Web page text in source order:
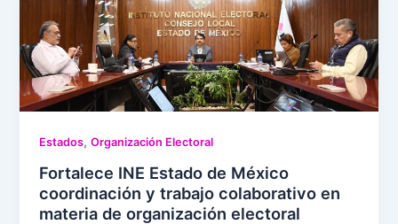
Estados,Organización Electoral
Fortalece INE Estado de México
coordinación y trabajo colaborativo en
materia de organización electoral